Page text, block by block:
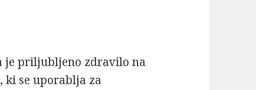
je priljubljeno zdravilo na
ki se uporablja za